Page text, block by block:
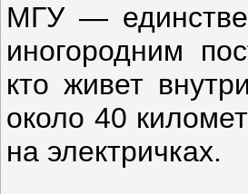
МГУ —
иногородним
кто живет
около 40
на электричках.